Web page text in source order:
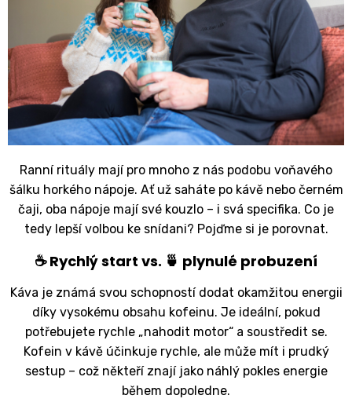
Ranní rituály mají pro mnoho z nás podobu voňavého
šálku horkého nápoje. Ať už saháte po kávě nebo černém
čaji, oba nápoje mají své kouzlo – i svá specifika. Co je
tedy lepší volbou ke snídani? Pojďme si je porovnat.
☕ Rychlý start vs. 🍵 plynulé probuzení
Káva je známá svou schopností dodat okamžitou energii
díky vysokému obsahu kofeinu. Je ideální, pokud
potřebujete rychle „nahodit motor“ a soustředit se.
Kofein v kávě účinkuje rychle, ale může mít i prudký
sestup – což někteří znají jako náhlý pokles energie
během dopoledne.